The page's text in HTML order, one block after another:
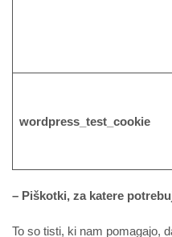
wordpress_test_cookie
– Piškotki, za katere
To so tisti, ki nam pomagajo,